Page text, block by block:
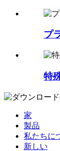
プ
特
家
製品
私たちに
新しい